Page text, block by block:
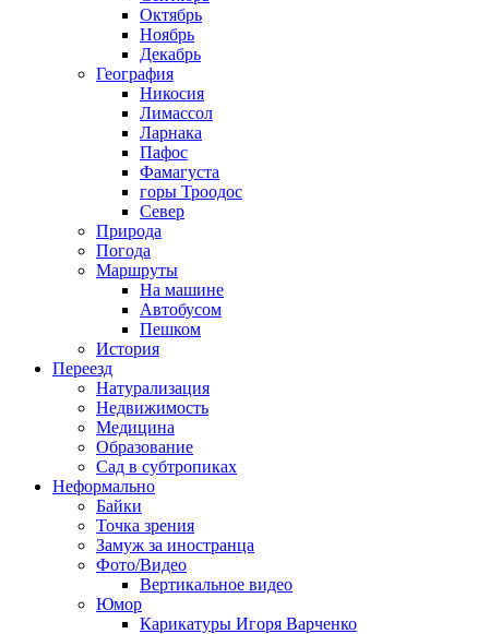
Октябрь
Ноябрь
Декабрь
География
Никосия
Лимассол
Ларнака
Пафос
Фамагуста
горы Троодос
Север
Природа
Погода
Маршруты
На машине
Автобусом
Пешком
История
Переезд
Натурализация
Недвижимость
Медицина
Образование
Сад в субтропиках
Неформально
Байки
Точка зрения
Замуж за иностранца
Фото/Видео
Вертикальное видео
Юмор
Карикатуры Игоря Варченко